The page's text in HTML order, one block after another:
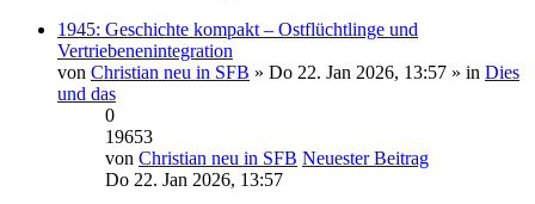
1945: Geschichte kompakt – Ostflüchtlinge und
Vertriebenenintegration
von Christian neu in SFB » Do 22. Jan 2026, 13:57 » in Dies
und das
0
19653
von Christian neu in SFB Neuester Beitrag
Do 22. Jan 2026, 13:57